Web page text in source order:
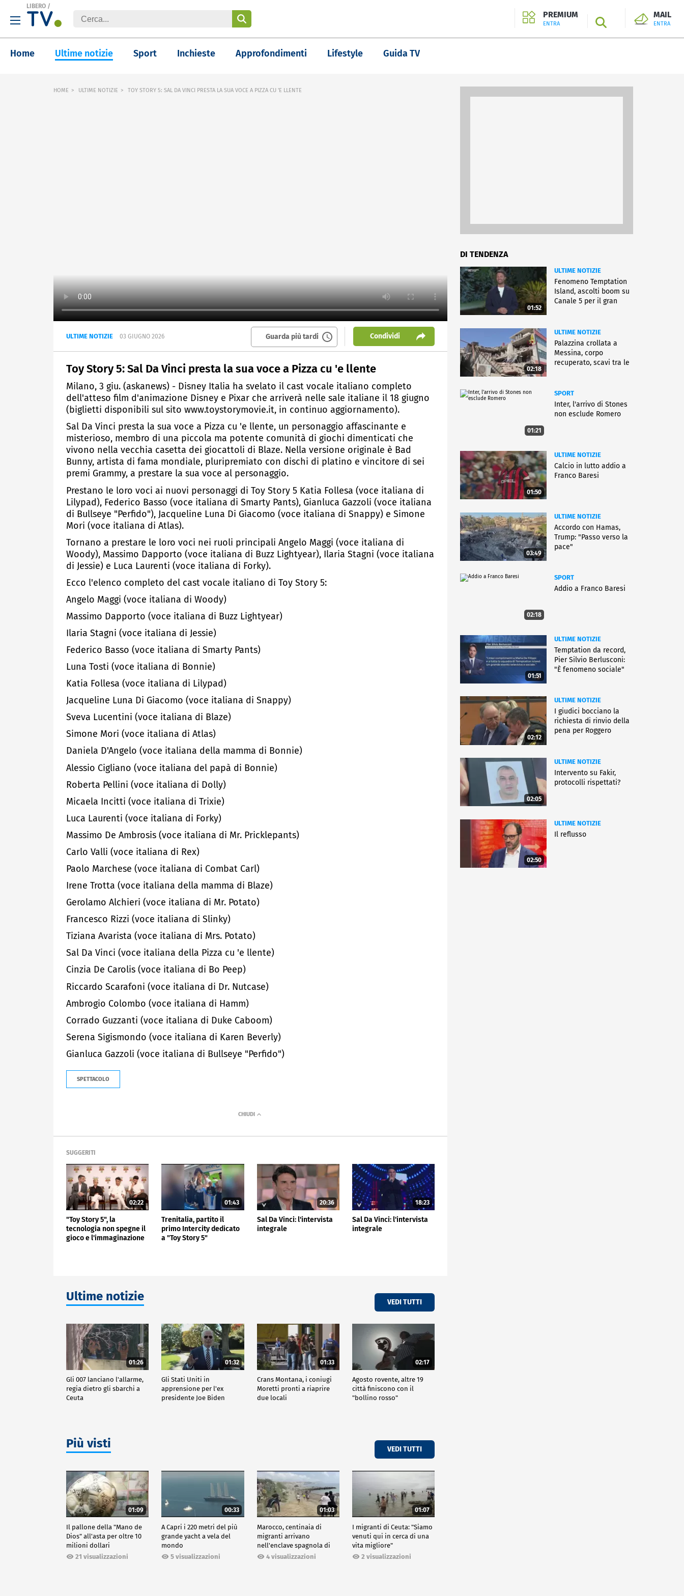
LIBERO /
PREMIUM
ENTRA SEARCH
MAIL
ENTRA
Home Ultime notizie Sport Inchieste Approfondimenti Lifestyle Guida TV
HOME ULTIME NOTIZIE TOY STORY 5: SAL DA VINCI PRESTA LA SUA VOCE A PIZZA CU 'E LLENTE
ULTIME NOTIZIE 03 GIUGNO 2026 Guarda più tardi Condividi
Toy Story 5: Sal Da Vinci presta la sua voce a Pizza cu 'e llente
Milano, 3 giu. (askanews) - Disney Italia ha svelato il cast vocale italiano completo
dell'atteso film d'animazione Disney e Pixar che arriverà nelle sale italiane il 18 giugno
(biglietti disponibili sul sito www.toystorymovie.it, in continuo aggiornamento).
Sal Da Vinci presta la sua voce a Pizza cu 'e llente, un personaggio affascinante e
misterioso, membro di una piccola ma potente comunità di giochi dimenticati che
vivono nella vecchia casetta dei giocattoli di Blaze. Nella versione originale è Bad
Bunny, artista di fama mondiale, pluripremiato con dischi di platino e vincitore di sei
premi Grammy, a prestare la sua voce al personaggio.
Prestano le loro voci ai nuovi personaggi di Toy Story 5 Katia Follesa (voce italiana di
Lilypad), Federico Basso (voce italiana di Smarty Pants), Gianluca Gazzoli (voce italiana
di Bullseye "Perfido"), Jacqueline Luna Di Giacomo (voce italiana di Snappy) e Simone
Mori (voce italiana di Atlas).
Tornano a prestare le loro voci nei ruoli principali Angelo Maggi (voce italiana di
Woody), Massimo Dapporto (voce italiana di Buzz Lightyear), Ilaria Stagni (voce italiana
di Jessie) e Luca Laurenti (voce italiana di Forky).
Ecco l'elenco completo del cast vocale italiano di Toy Story 5:
Angelo Maggi (voce italiana di Woody)
Massimo Dapporto (voce italiana di Buzz Lightyear)
Ilaria Stagni (voce italiana di Jessie)
Federico Basso (voce italiana di Smarty Pants)
Luna Tosti (voce italiana di Bonnie)
Katia Follesa (voce italiana di Lilypad)
Jacqueline Luna Di Giacomo (voce italiana di Snappy)
Sveva Lucentini (voce italiana di Blaze)
Simone Mori (voce italiana di Atlas)
Daniela D'Angelo (voce italiana della mamma di Bonnie)
Alessio Cigliano (voce italiana del papà di Bonnie)
Roberta Pellini (voce italiana di Dolly)
Micaela Incitti (voce italiana di Trixie)
Luca Laurenti (voce italiana di Forky)
Massimo De Ambrosis (voce italiana di Mr. Pricklepants)
Carlo Valli (voce italiana di Rex)
Paolo Marchese (voce italiana di Combat Carl)
Irene Trotta (voce italiana della mamma di Blaze)
Gerolamo Alchieri (voce italiana di Mr. Potato)
Francesco Rizzi (voce italiana di Slinky)
Tiziana Avarista (voce italiana di Mrs. Potato)
Sal Da Vinci (voce italiana della Pizza cu 'e llente)
Cinzia De Carolis (voce italiana di Bo Peep)
Riccardo Scarafoni (voce italiana di Dr. Nutcase)
Ambrogio Colombo (voce italiana di Hamm)
Corrado Guzzanti (voce italiana di Duke Caboom)
Serena Sigismondo (voce italiana di Karen Beverly)
Gianluca Gazzoli (voce italiana di Bullseye "Perfido")
SPETTACOLO
SUGGERITI
02:22
"Toy Story 5", la
tecnologia non spegne il
gioco e l'immaginazione
01:43
Trenitalia, partito il
primo Intercity dedicato
a "Toy Story 5"
20:36
Sal Da Vinci: l'intervista
integrale
18:23
Sal Da Vinci: l'intervista
integrale
Ultime notizie VEDI TUTTI
01:26
Gli 007 lanciano l'allarme,
regia dietro gli sbarchi a
Ceuta
01:32
Gli Stati Uniti in
apprensione per l'ex
presidente Joe Biden
01:33
Crans Montana, i coniugi
Moretti pronti a riaprire
due locali
02:17
Agosto rovente, altre 19
città finiscono con il
"bollino rosso"
Più visti VEDI TUTTI
01:09
Il pallone della "Mano de
Dios" all'asta per oltre 10
milioni dollari
21 visualizzazioni
00:33
A Capri i 220 metri del più
grande yacht a vela del
mondo
5 visualizzazioni
01:03
Marocco, centinaia di
migranti arrivano
nell'enclave spagnola di
Ceuta4 visualizzazioni
01:07
I migranti di Ceuta: "Siamo
venuti qui in cerca di una
vita migliore"
2 visualizzazioni
DI TENDENZA
01:52
ULTIME NOTIZIE
Fenomeno Temptation
Island, ascolti boom su
Canale 5 per il gran
02:18
ULTIME NOTIZIE
Palazzina crollata a
Messina, corpo
recuperato, scavi tra le
01:21
SPORT
Inter, l'arrivo di Stones
non esclude Romero
01:50
ULTIME NOTIZIE
Calcio in lutto addio a
Franco Baresi
03:49
ULTIME NOTIZIE
Accordo con Hamas,
Trump: "Passo verso la
pace"
02:18
SPORT
Addio a Franco Baresi
01:51
ULTIME NOTIZIE
Temptation da record,
Pier Silvio Berlusconi:
"È fenomeno sociale"
02:12
ULTIME NOTIZIE
I giudici bocciano la
richiesta di rinvio della
pena per Roggero
02:05
ULTIME NOTIZIE
Intervento su Fakir,
protocolli rispettati?
02:50
ULTIME NOTIZIE
Il reflusso